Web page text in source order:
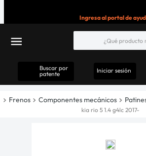
Ingresa al portal de
Buscar por
patente
Iniciar sesión
Frenos Componentes mecánicos
kia rio 5 1.4 g4lc 2017-